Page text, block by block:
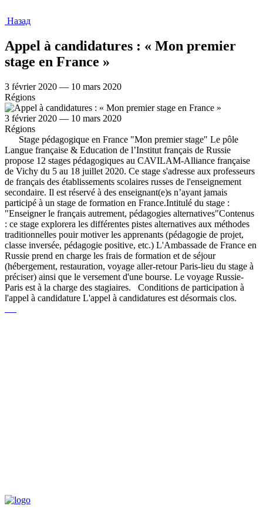
Назад
Appel à candidatures : « Mon premier
stage en France »
3 février 2020 — 10 mars 2020
Régions
3 février 2020 — 10 mars 2020
Régions
Stage pédagogique en France "Mon premier stage" Le pôle
Langue française & Education de l’Institut français de Russie
propose 12 stages pédagogiques au CAVILAM-Alliance française
de Vichy du 5 au 18 juillet 2020. Ce stage s'adresse aux professeurs
de français des établissements scolaires russes de l'enseignement
secondaire. Il est réservé à des enseignant(e)s n’ayant jamais
participé à un stage de formation en France.Intitulé du stage :
"Enseigner le français autrement, pédagogies alternatives"Contenus
: ce stage explorera les différentes pistes alternatives aux méthodes
traditionnelles pouir motiver les apprenants (pédagogie de projet,
classe inversée, pédagogie positive, etc.) L'Ambassade de France en
Russie prend en charge les frais de formation et de séjour
(hébergement, restauration, voyage aller-retour Paris-lieu du stage à
préciser) ainsi que le versement d'une bourse. Le voyage Russie-
Paris est à la charge des stagiaires. Conditions de participation à
l'appel à candidature L'appel à candidatures est désormais clos.